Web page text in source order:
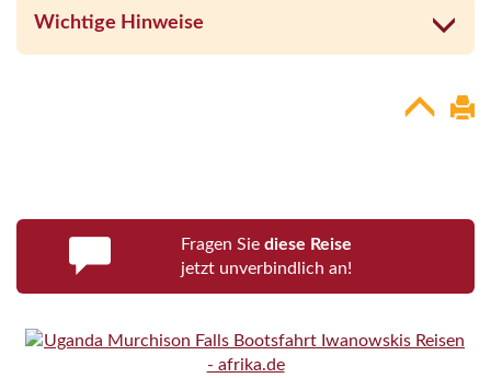
Wichtige Hinweise
Fragen Sie diese Reise
jetzt unverbindlich an!